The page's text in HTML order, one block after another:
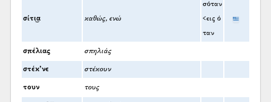
σίτι͜α καθώς, ενώ
σόταν
<εις ό
ταν
σπέλιας σπηλιάς
στέκ’νε στέκουν
τουν τους